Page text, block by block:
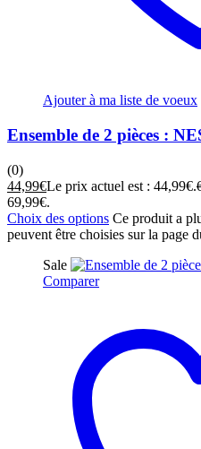
Ajouter à ma liste de voeux
Ensemble de 2 pièces :
(0)
44,99€Le prix actuel est : 44,99€.
69,99€.
Choix des options Ce produit a
peuvent être choisies sur la page
Sale
Comparer